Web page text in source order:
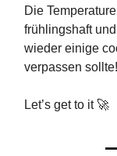
Die
frühlingshaft
wieder einige
verpassen sollte!
Let’s get to it 🚀